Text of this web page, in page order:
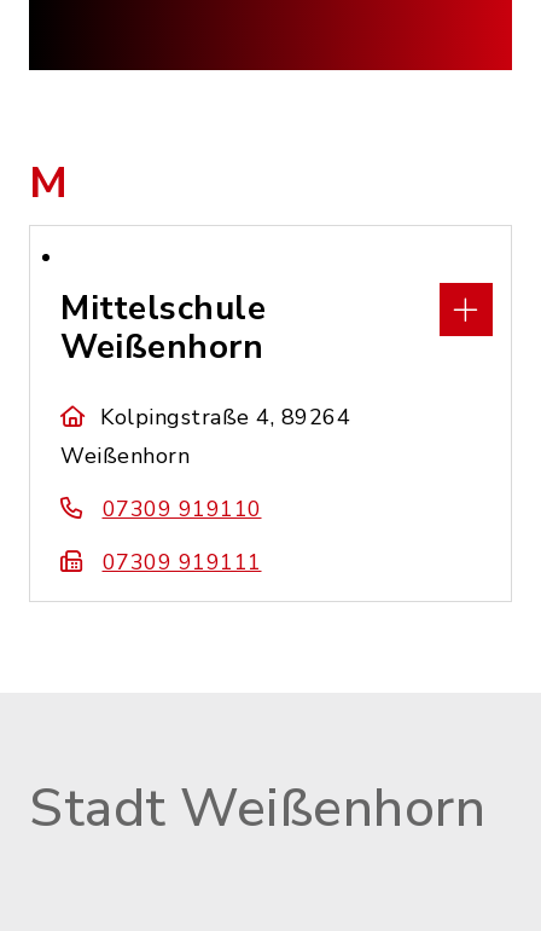
M
Mittelschule
Weißenhorn
Kolpingstraße 4, 89264
Weißenhorn
07309 919110
07309 919111
Stadt Weißenhorn